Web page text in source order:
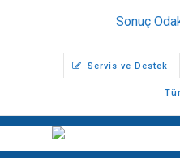
Sonuç
Servis ve Destek